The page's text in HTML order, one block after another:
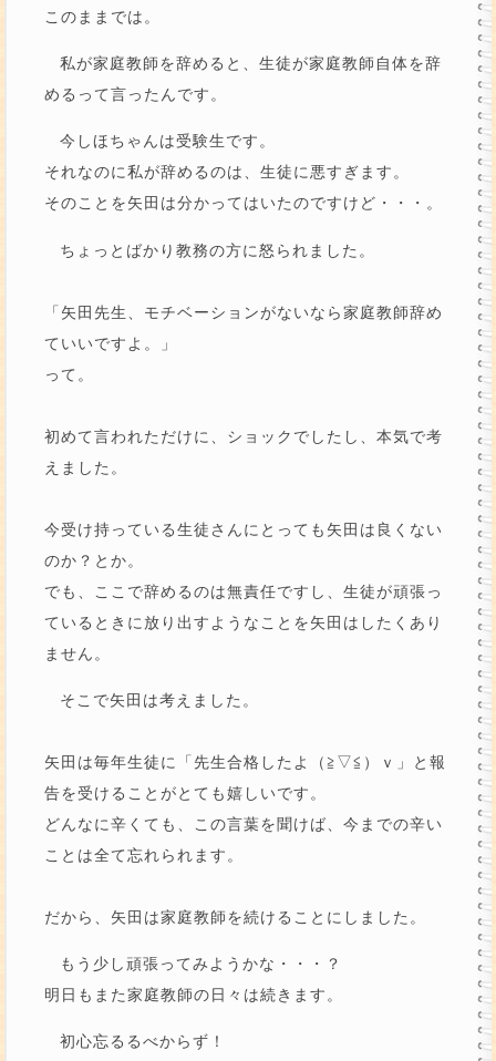
このままでは。
私が家庭教師を辞めると、生徒が家庭教師自体を辞
めるって言ったんです。
今しほちゃんは受験生です。
それなのに私が辞めるのは、生徒に悪すぎます。
そのことを矢田は分かってはいたのですけど・・・。
ちょっとばかり教務の方に怒られました。
「矢田先生、モチベーションがないなら家庭教師辞め
ていいですよ。」
って。
初めて言われただけに、ショックでしたし、本気で考
えました。
今受け持っている生徒さんにとっても矢田は良くない
のか？とか。
でも、ここで辞めるのは無責任ですし、生徒が頑張っ
ているときに放り出すようなことを矢田はしたくあり
ません。
そこで矢田は考えました。
矢田は毎年生徒に「先生合格したよ（≧▽≦）ｖ」と報
告を受けることがとても嬉しいです。
どんなに辛くても、この言葉を聞けば、今までの辛い
ことは全て忘れられます。
だから、矢田は家庭教師を続けることにしました。
もう少し頑張ってみようかな・・・？
明日もまた家庭教師の日々は続きます。
初心忘るるべからず！